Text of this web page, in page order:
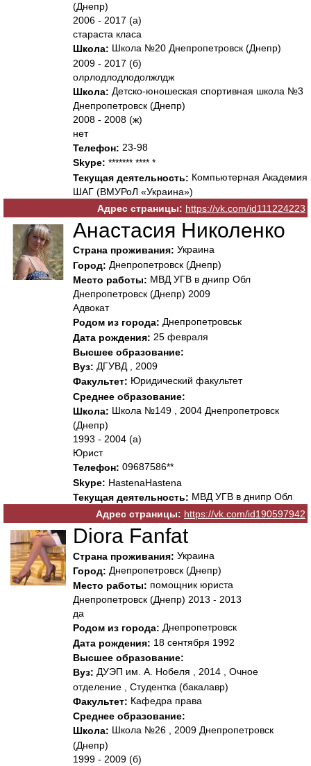
(Днепр)
2006 - 2017 (а)
стараста класа
Школа: Школа №20 Днепропетровск (Днепр)
2009 - 2017 (б)
олрлодлодлодолжлдж
Школа: Детско-юношеская спортивная школа №3
Днепропетровск (Днепр)
2008 - 2008 (ж)
нет
Телефон: 23-98
Skype: ******* **** *
Текущая деятельность: Компьютерная Академия
ШАГ (ВМУРоЛ «Украина»)
Адрес страницы: https://vk.com/id111224223
Анастасия Николенко
Страна проживания: Украина
Город: Днепропетровск (Днепр)
Место работы: МВД УГВ в днипр Обл
Днепропетровск (Днепр) 2009
Адвокат
Родом из города: Днепропетровськ
Дата рождения: 25 февраля
Высшее образование:
Вуз: ДГУВД , 2009
Факультет: Юридический факультет
Среднее образование:
Школа: Школа №149 , 2004 Днепропетровск
(Днепр)
1993 - 2004 (а)
Юрист
Телефон: 09687586**
Skype: HastenaHastena
Текущая деятельность: МВД УГВ в днипр Обл
Адрес страницы: https://vk.com/id190597942
Diora Fanfat
Страна проживания: Украина
Город: Днепропетровск (Днепр)
Место работы: помощник юриста
Днепропетровск (Днепр) 2013 - 2013
да
Родом из города: Днепропетровск
Дата рождения: 18 сентября 1992
Высшее образование:
Вуз: ДУЭП им. А. Нобеля , 2014 , Очное
отделение , Студентка (бакалавр)
Факультет: Кафедра права
Среднее образование:
Школа: Школа №26 , 2009 Днепропетровск
(Днепр)
1999 - 2009 (б)